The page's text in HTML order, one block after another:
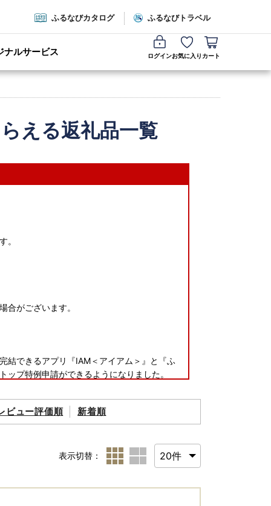
ふるなびカタログ ふるなびトラベル
ナルサービス ログインお気に入り カート
える返礼品一覧
。
合がございます。
結できるアプリ『IAM＜アイアム＞』と『ふ
プ特例申請ができるようになりました。
なります。
ご返送をお願いします。
ビュー評価順 新着順
表示切替：